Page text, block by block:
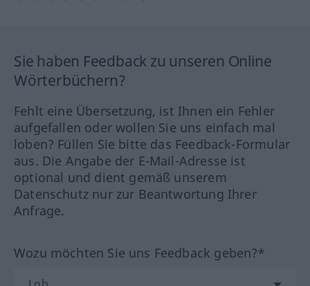
Sie haben Feedback zu unseren Online
Wörterbüchern?
Fehlt eine Übersetzung, ist Ihnen ein Fehler
aufgefallen oder wollen Sie uns einfach mal
loben? Füllen Sie bitte das Feedback-Formular
aus. Die Angabe der E-Mail-Adresse ist
optional und dient gemäß unserem
Datenschutz nur zur Beantwortung Ihrer
Anfrage.
Wozu möchten Sie uns Feedback geben?*